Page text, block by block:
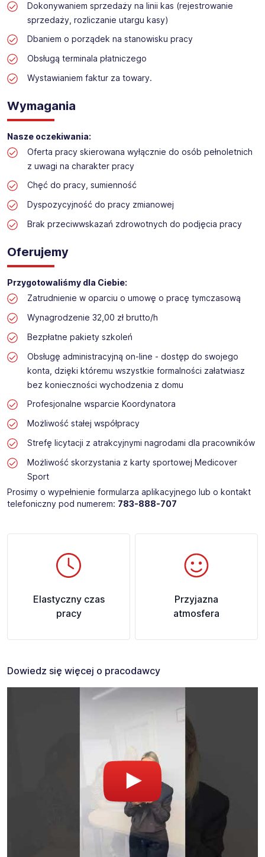
przedsiębiorstw w Polsce. Agencja jest wpisana pod nr
396 w Krajowym Rejestrze Agencji Zatrudnienia.
Obecnie dla naszego Klienta, poszukujemy osób do pracy
na stanowisko:
Praca w sektorze obsługi klienta w markecie
budowlanym
Dokonywaniem sprzedaży na linii kas (rejestrowanie
sprzedaży, rozliczanie utargu kasy)
Dbaniem o porządek na stanowisku pracy
Obsługą terminala płatniczego
Wystawianiem faktur za towary.
Wymagania
Nasze oczekiwania:
Oferta pracy skierowana wyłącznie do osób pełnoletnich
z uwagi na charakter pracy
Chęć do pracy, sumienność
Dyspozycyjność do pracy zmianowej
Brak przeciwwskazań zdrowotnych do podjęcia pracy
Oferujemy
Przygotowaliśmy dla Ciebie:
Zatrudnienie w oparciu o umowę o pracę tymczasową
Wynagrodzenie 32,00 zł brutto/h
Bezpłatne pakiety szkoleń
Obsługę administracyjną on-line - dostęp do swojego
konta, dzięki któremu wszystkie formalności załatwiasz
bez konieczności wychodzenia z domu
Profesjonalne wsparcie Koordynatora
Możliwość stałej współpracy
Strefę licytacji z atrakcyjnymi nagrodami dla pracowników
Możliwość skorzystania z karty sportowej Medicover
Sport
Prosimy o wypełnienie formularza aplikacyjnego lub o kontakt
telefoniczny pod numerem: 783-888-707​
Elastyczny czas
pracy
Przyjazna
atmosfera
Dowiedz się więcej o pracodawcy